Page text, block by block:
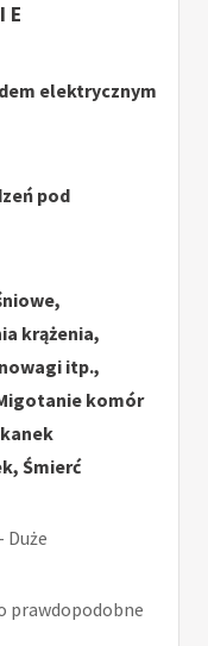
elektrycznym
pod
krążenia,
itp.,
komór
Śmierć
- Duże
prawdopodobne